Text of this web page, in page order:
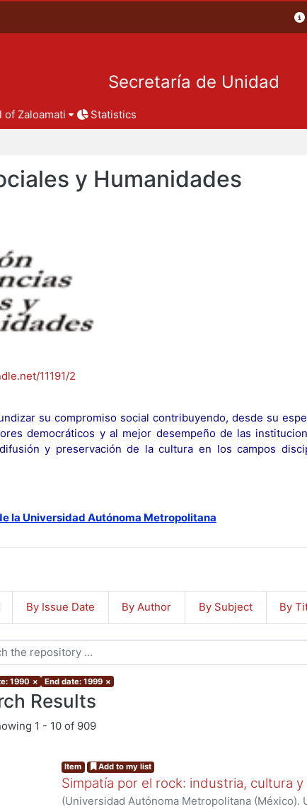
Secretaría de Unidad
of Zaloamati Statistics
y Humanidades
11191/2
su compromiso social contribuyendo, desde su
democráticos y al mejor desempeño de las
y preservación de la cultura en los campos
la Universidad Autónoma Metropolitana
By Issue Date By Author By Subject By
1990 × End date: 1999 ×
Results
1 - 10 of 909
Item Add to my list
Simpatía por el rock: industria, cultura
(Universidad Autónoma Metropolitana (México).